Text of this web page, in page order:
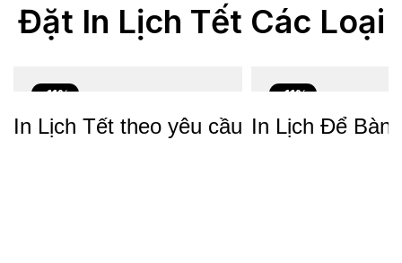
Đặt In Lịch Tết Các Loại
-11%
In Lịch Tết theo yêu cầu
-11%
In Lịch Để Bàn